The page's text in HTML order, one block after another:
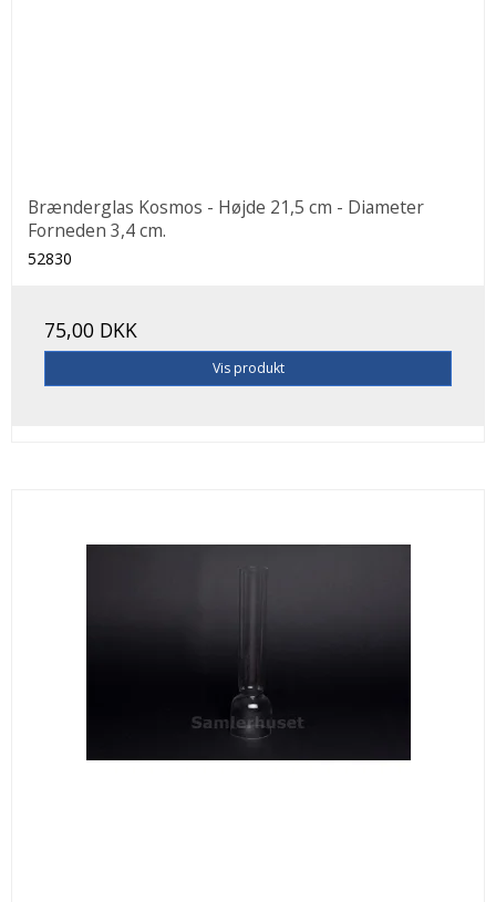
Brænderglas Kosmos - Højde 21,5 cm - Diameter
Forneden 3,4 cm.
52830
75,00 DKK
Vis produkt